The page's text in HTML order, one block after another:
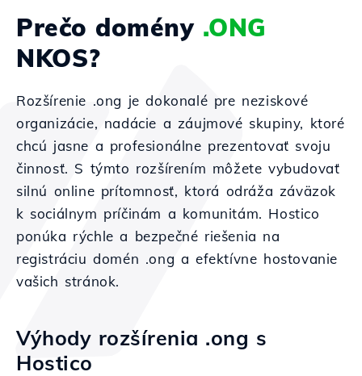
Prečo domény .ONG
NKOS?
Rozšírenie .ong je dokonalé pre neziskové
organizácie, nadácie a záujmové skupiny, ktoré
chcú jasne a profesionálne prezentovať svoju
činnosť. S týmto rozšírením môžete vybudovať
silnú online prítomnosť, ktorá odráža záväzok
k sociálnym príčinám a komunitám. Hostico
ponúka rýchle a bezpečné riešenia na
registráciu domén .ong a efektívne hostovanie
vašich stránok.
Výhody rozšírenia .ong s
Hostico